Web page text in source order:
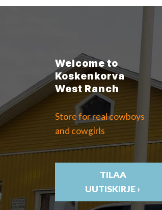
Welcome to
Koskenkorva
West Ranch
Store for real cowboys
and cowgirls
TILAA
UUTISKIRJE ›